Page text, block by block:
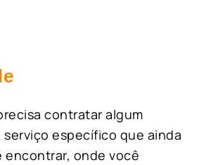
contratar algum
específico que ainda
encontrar, onde você